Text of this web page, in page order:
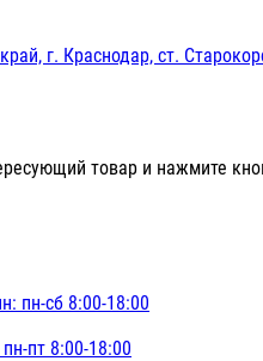
г. Краснодар, ст.
товар и нажмите
пн-сб 8:00-18:00
пт 8:00-18:00